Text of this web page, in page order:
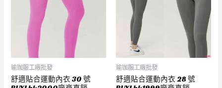
瑜珈服工廠批發
舒適貼合運動內衣 30 號
瑜珈服工廠批發
舒適貼合運動內衣 28 號